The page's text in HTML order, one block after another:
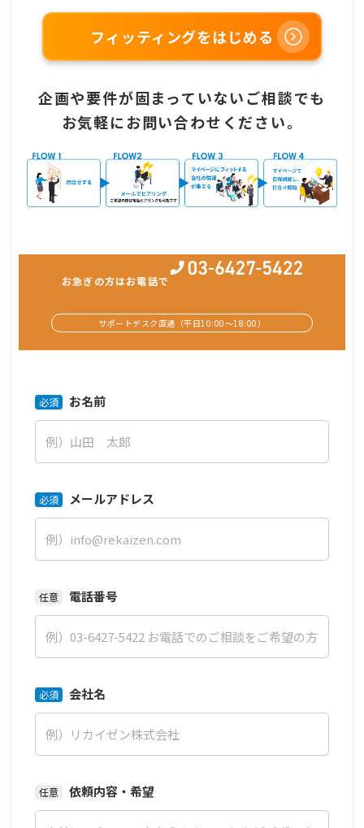
フィッティングをはじめる
企画や要件が固まっていないご相談でも
お気軽にお問い合わせください。
お急ぎの方はお電話で
サポートデスク直通（平日10:00〜18:00）
必須 お名前
必須 メールアドレス
任意 電話番号
必須 会社名
任意 依頼内容・希望